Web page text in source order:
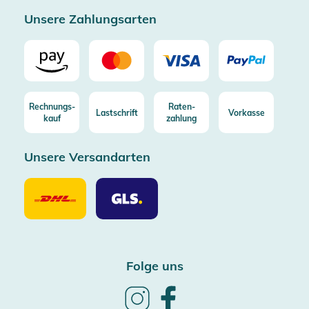
Unsere Zahlungsarten
Rechnungs-
kauf
Lastschrift
Raten-
zahlung
Vorkasse
Unsere Versandarten
Unsere
Versandarten
DHL
Unsere
Versandarten
GLS
Folge uns
Follow